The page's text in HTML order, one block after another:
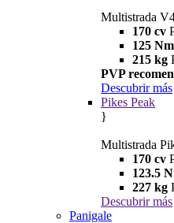
Multistrada
170 cv
125 Nm
215 kg
PVP
Descubrir más
Pikes Peak
}
Multistrada
170 cv
123.5
227 kg
Descubrir más
Panigale